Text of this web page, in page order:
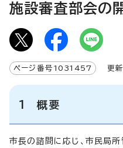
施設審査部会の
ページ番号 1031457 更新
1 概要
市長の諮問に応じ、市民局